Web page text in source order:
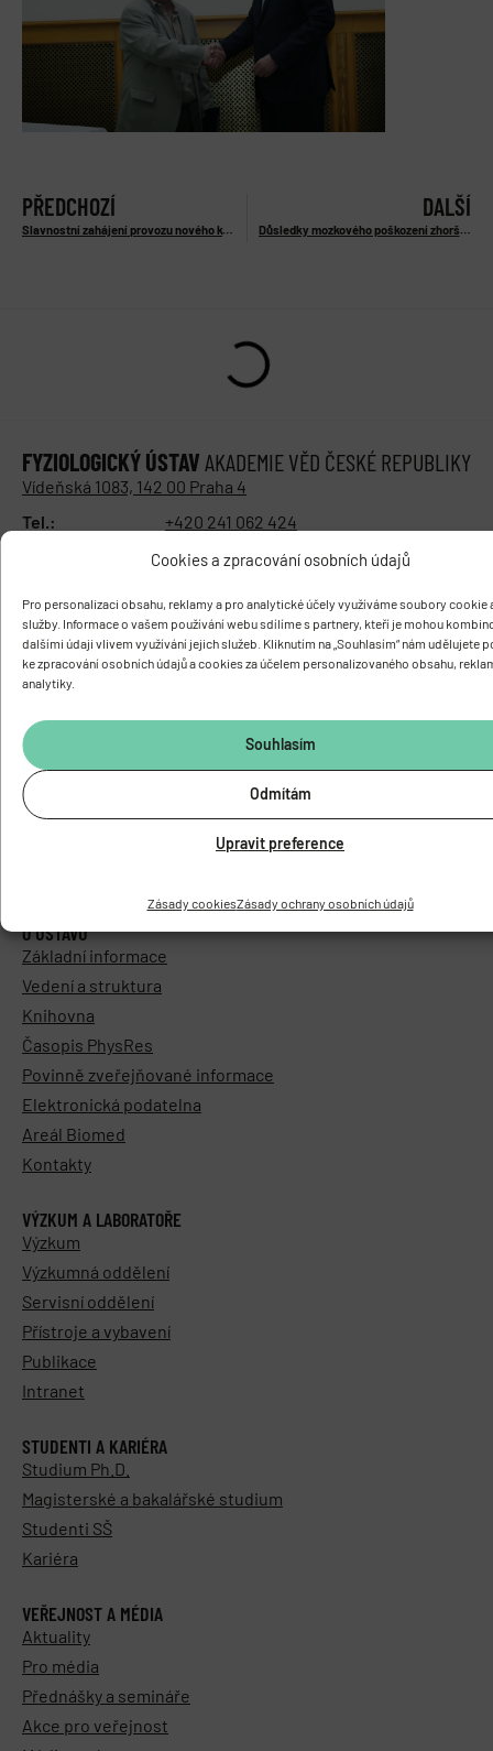
Cookies a zpracování osobních údajů
Pro personalizaci obsahu, reklamy a pro analytické účely využíváme soubory cookie
služby. Informace o vašem používání webu sdílíme s partnery, kteří je mohou
dalšími údaji vlivem využívání jejich služeb. Kliknutím na „Souhlasím“ nám udělujete
ke zpracování osobních údajů a cookies za účelem personalizovaného obsahu,
analytiky.
Souhlasím
Odmítám
Upravit preference
Zásady cookiesZásady ochrany osobních údajů
PŘEDCHOZÍ
Slavnostní zahájení provozu nového konfokálního mikroskopu
DALŠÍ
Důsledky mozkového poškození zhoršuje zvýšená tělesná teplota
FYZIOLOGICKÝ ÚSTAV AKADEMIE VĚD ČESKÉ REPUBLIKY
Vídeňská 1083, 142 00 Praha 4
Tel.:
+420 241 062 424
fgu@fgu.cas.cz
Buďte s námi v kontaktu
O ÚSTAVU
Základní informace
Vedení a struktura
Knihovna
Časopis PhysRes
Povinně zveřejňované informace
Elektronická podatelna
Areál Biomed
Kontakty
VÝZKUM A LABORATOŘE
Výzkum
Výzkumná oddělení
Servisní oddělení
Přístroje a vybavení
Publikace
Intranet
STUDENTI A KARIÉRA
Studium Ph.D.
Magisterské a bakalářské studium
Studenti SŠ
Kariéra
VEŘEJNOST A MÉDIA
Aktuality
Pro média
Přednášky a semináře
Akce pro veřejnost